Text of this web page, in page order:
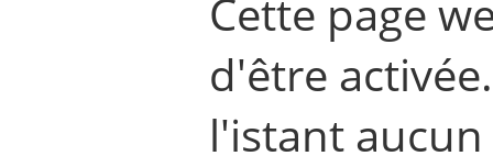
Cette page
d'être
l'istant